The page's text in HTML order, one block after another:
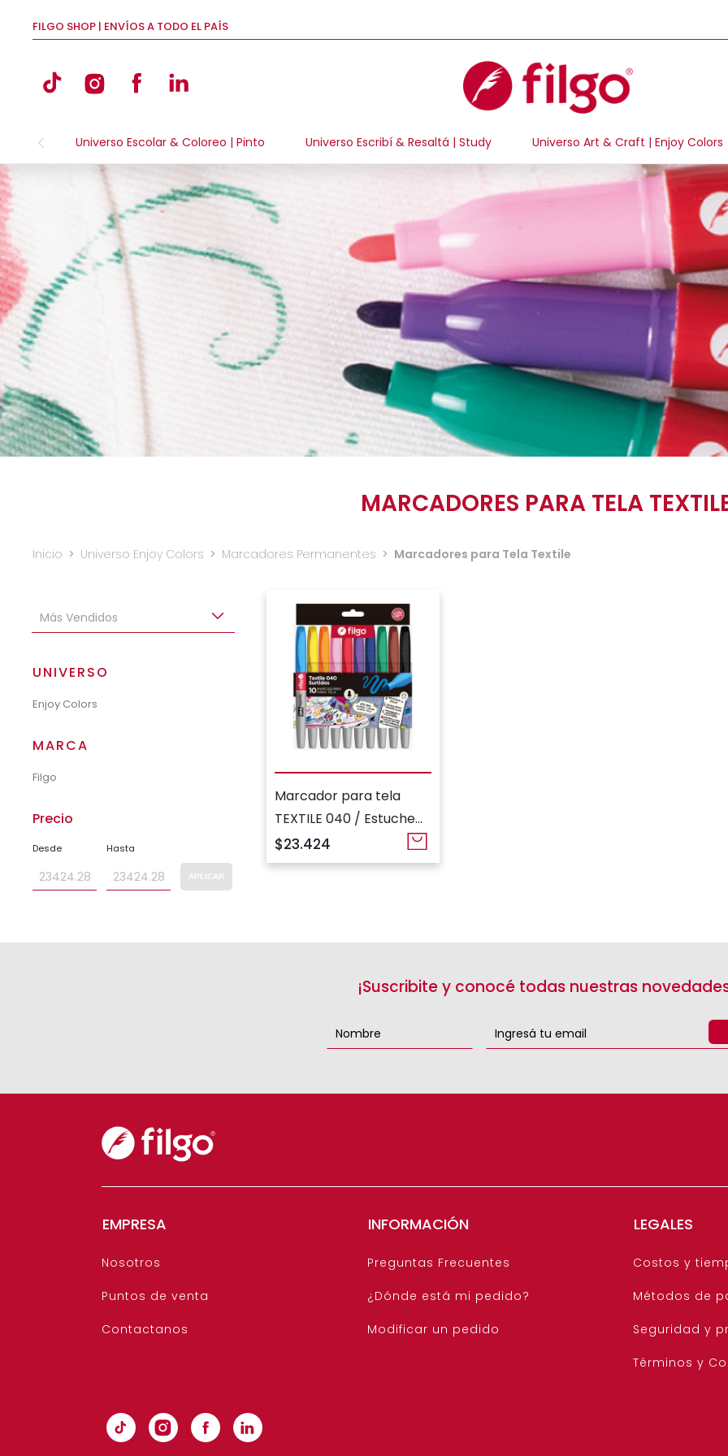
FILGO SHOP | ENVÍOS A TODO EL PAÍS
Universo Escolar & Coloreo | Pinto Universo Escribí & Resaltá | Study Universo Art & Craft | Enjoy Colors
MARCADORES PARA TELA
Inicio > Universo Enjoy Colors > Marcadores Permanentes > Marcadores para Tela Textile
UNIVERSO
Enjoy Colors
MARCA
Filgo
Precio
Desde Hasta
APLICAR
Marcador para tela
TEXTILE 040 / Estuche
x10 colores surtidos
$23.424
¡Suscribite y conocé todas nuestras
EMPRESA
Nosotros
Puntos de venta
Contactanos
INFORMACIÓN
Preguntas Frecuentes
¿Dónde está mi pedido?
Modificar un pedido
LEGALES
Costos y
Métodos de
Seguridad y
Términos y